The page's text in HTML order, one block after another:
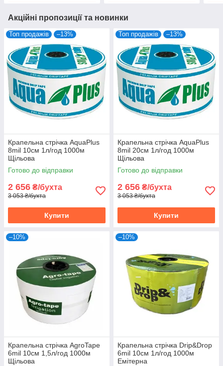
Акційні пропозиції та новинки
Топ продажів –13%
Крапельна стрічка AquaPlus
8mil 10см 1л/год 1000м
Щільова
Готово до відправки
2 656 ₴/бухта
3 053 ₴/бухта
Купити
Топ продажів –13%
Крапельна стрічка AquaPlus
8mil 20см 1л/год 1000м
Щільова
Готово до відправки
2 656 ₴/бухта
3 053 ₴/бухта
Купити
–10%
Крапельна стрічка AgroTape
6mil 10см 1,5л/год 1000м
Щільова
–10%
Крапельна стрічка Drip&Drop
6mil 10см 1л/год 1000м
Емітерна